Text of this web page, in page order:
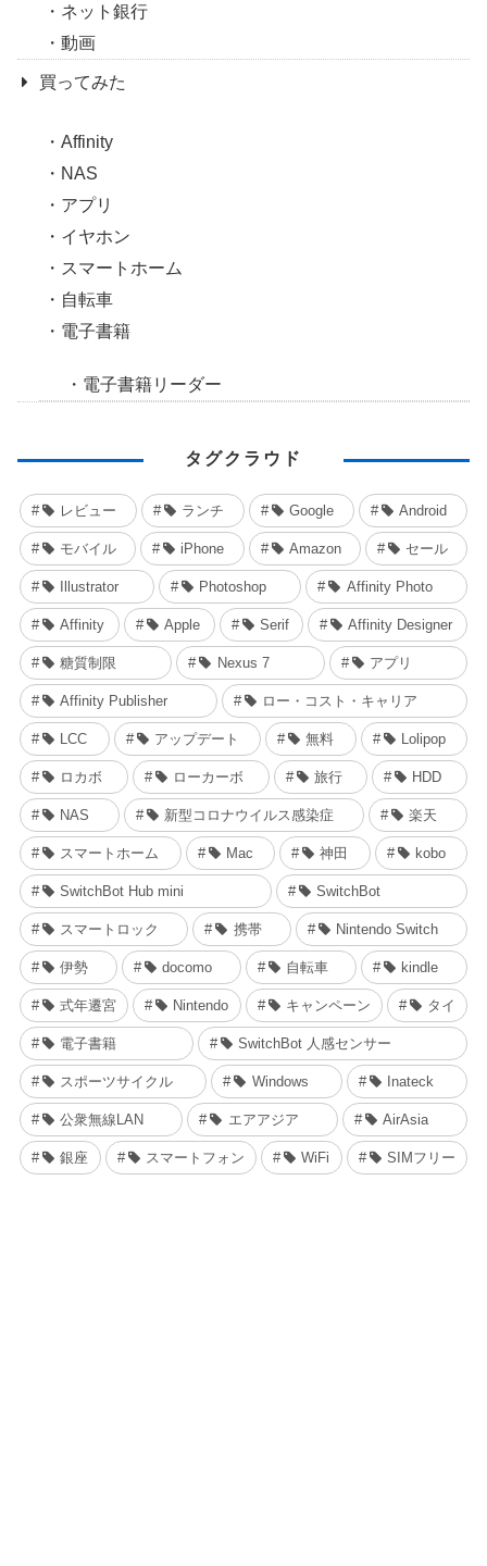
ネット銀行
動画
買ってみた
Affinity
NAS
アプリ
イヤホン
スマートホーム
自転車
電子書籍
電子書籍リーダー
タグクラウド
レビュー ランチ Google Android
モバイル iPhone Amazon セール
Illustrator Photoshop Affinity Photo
Affinity Apple Serif Affinity Designer
糖質制限 Nexus 7 アプリ
Affinity Publisher ロー・コスト・キャリア
LCC アップデート 無料 Lolipop
ロカボ ローカーボ 旅行 HDD
NAS 新型コロナウイルス感染症 楽天
スマートホーム Mac 神田 kobo
SwitchBot Hub mini SwitchBot
スマートロック 携帯 Nintendo Switch
伊勢 docomo 自転車 kindle
式年遷宮 Nintendo キャンペーン タイ
電子書籍 SwitchBot 人感センサー
スポーツサイクル Windows Inateck
公衆無線LAN エアアジア AirAsia
銀座 スマートフォン WiFi SIMフリー